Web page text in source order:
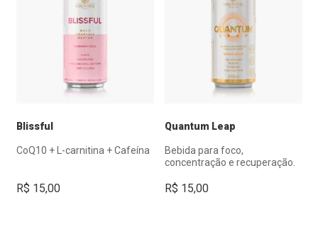
Blissful
CoQ10 + L-carnitina + Cafeína
R$ 15,00
Quantum Leap
Bebida para foco,
concentração e recuperação.
R$ 15,00